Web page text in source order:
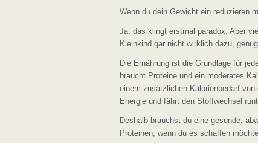
Wenn du dein Gewicht ein reduzieren
Ja, das klingt erstmal paradox. Aber
Kleinkind gar nicht wirklich dazu,
Die Ernährung ist die Grundlage für
braucht Proteine und ein moderates
einem zusätzlichen Kalorienbedarf
Energie und fährt den Stoffwechsel
Deshalb brauchst du eine gesunde,
Proteinen, wenn du es schaffen